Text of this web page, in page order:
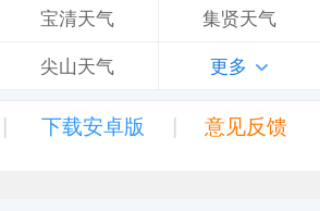
宝清天气 集贤天气
尖山天气 更多
| 下载安卓版 | 意见反馈